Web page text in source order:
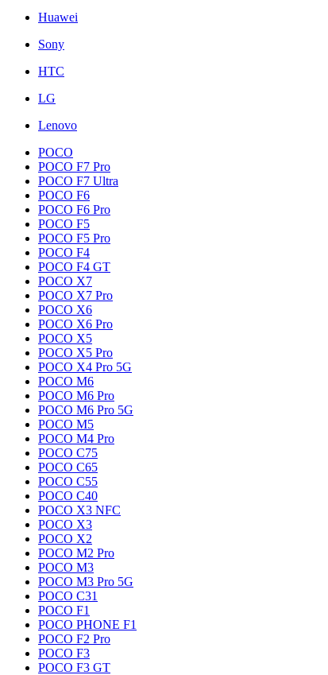
Huawei
Sony
HTC
LG
Lenovo
POCO
POCO F7 Pro
POCO F7 Ultra
POCO F6
POCO F6 Pro
POCO F5
POCO F5 Pro
POCO F4
POCO F4 GT
POCO X7
POCO X7 Pro
POCO X6
POCO X6 Pro
POCO X5
POCO X5 Pro
POCO X4 Pro 5G
POCO M6
POCO M6 Pro
POCO M6 Pro 5G
POCO M5
POCO M4 Pro
POCO C75
POCO C65
POCO C55
POCO C40
POCO X3 NFC
POCO X3
POCO X2
POCO M2 Pro
POCO M3
POCO M3 Pro 5G
POCO C31
POCO F1
POCO PHONE F1
POCO F2 Pro
POCO F3
POCO F3 GT